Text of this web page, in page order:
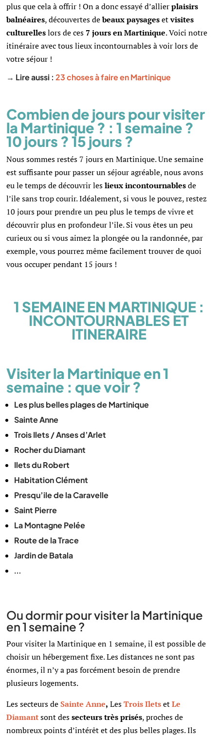
plus que cela à offrir ! On a doncessayé d’allierplaisirs
balnéaires, découvertes debeaux paysagesetvisites
culturelleslors de ces7 jours en Martinique. Voici notre
itinéraire avec tous lieux incontournables à voir lors de
votre séjour !
→ Lire aussi :23 choses à faire en Martinique
Combien de jours pour visiter
la Martinique ? : 1 semaine ?
10 jours ? 15 jours ?
Nous sommes restés 7 jours en Martinique.Une semaine
est suffisante pour passer un séjour agréable, nous avons
eu le temps de découvrir leslieux incontournablesde
l’ile sans trop courir. Idéalement, si vous le pouvez, restez
10 jours pour prendre un peu plus le temps de vivre et
découvrir plus en profondeur l’ile.Si vous êtes un peu
curieux ou si vous aimez la plongée ou la randonnée, par
exemple, vous pourrez même facilement trouver de quoi
vous occuper pendant 15 jours !
1 SEMAINE EN MARTINIQUE :
INCONTOURNABLES ET
ITINERAIRE
Visiter la Martinique en 1
semaine : que voir ?
Les plus belles plages de Martinique
Sainte Anne
Trois Ilets / Anses d’Arlet
Rocher du Diamant
Ilets du Robert
Habitation Clément
Presqu’ile de la Caravelle
Saint Pierre
La Montagne Pelée
Route de la Trace
Jardin de Batala
…
Ou dormir pour visiter la Martinique
en 1 semaine ?
Pour visiter la Martinique en 1 semaine, il est possible de
choisir un hébergement fixe. Les distances ne sont pas
énormes, il n’y a pas forcément besoin de prendre
plusieurs logements.
Les secteurs deSainte Anne, LesTrois IletsetLe
Diamantsont dessecteurs très prisés, proches de
nombreux points d’intérêt et des plus belles plages. Ils